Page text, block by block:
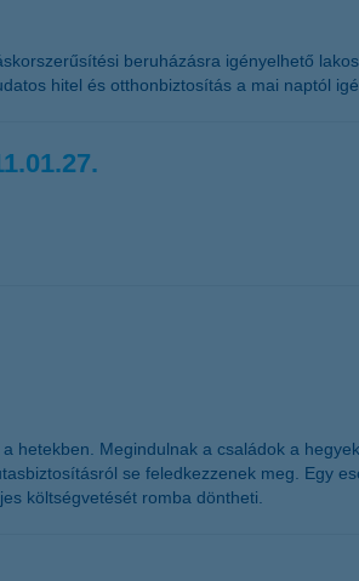
beruházásra igényelhető
hitel és otthonbiztosítás a mai naptól
hetekben. Megindulnak a családok a
se feledkezzenek meg. Egy
költségvetését romba döntheti.